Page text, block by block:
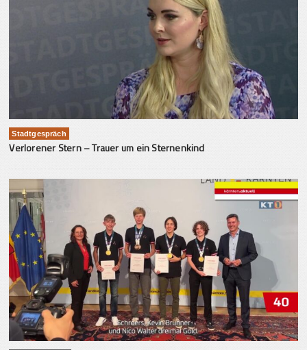
Stadtgespräch
Verlorener Stern – Trauer um ein Sternenkind